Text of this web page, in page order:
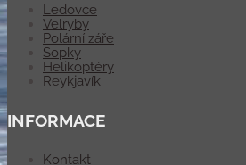
Ledovce
Velryby
Polární záře
Sopky
Helikoptéry
Reykjavík
INFORMACE
Kontakt